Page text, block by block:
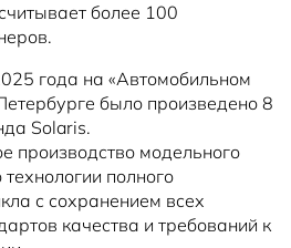
более 100
года на «Автомобильном
было произведено 8
Solaris.
производство модельного
полного
с сохранением всех
качества и требований к